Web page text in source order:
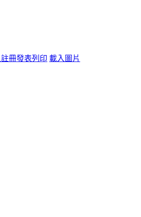
註冊發表列印 載入圖片